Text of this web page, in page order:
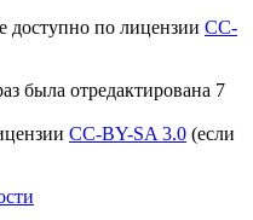
доступно по лицензии CC-
была отредактирована 7
CC-BY-SA 3.0 (если